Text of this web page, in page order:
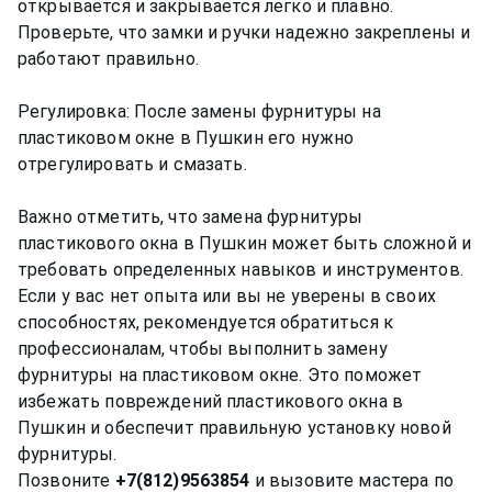
открывается и закрывается легко и плавно.
Проверьте, что замки и ручки надежно закреплены и
работают правильно.
Регулировка: После замены фурнитуры на
пластиковом окне в Пушкин его нужно
отрегулировать и смазать.
Важно отметить, что замена фурнитуры
пластикового окна в Пушкин может быть сложной и
требовать определенных навыков и инструментов.
Если у вас нет опыта или вы не уверены в своих
способностях, рекомендуется обратиться к
профессионалам, чтобы выполнить замену
фурнитуры на пластиковом окне. Это поможет
избежать повреждений пластикового окна в
Пушкин и обеспечит правильную установку новой
фурнитуры.
Позвоните +7(812)9563854 и вызовите мастера по